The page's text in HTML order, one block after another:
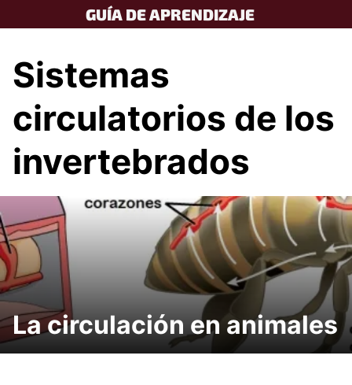
to
GUÍA DE APRENDIZAJE
Sistemas
circulatorios de los
invertebrados
La circulación en animales